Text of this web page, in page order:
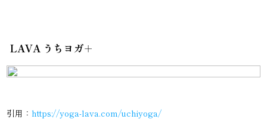
LAVA うちヨガ＋
引用：https://yoga-lava.com/uchiyoga/